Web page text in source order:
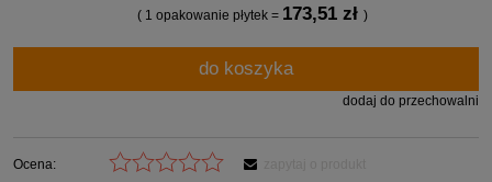
( 1opakowanie płytek = 173,51 zł)
do koszyka
dodaj do przechowalni
Ocena: